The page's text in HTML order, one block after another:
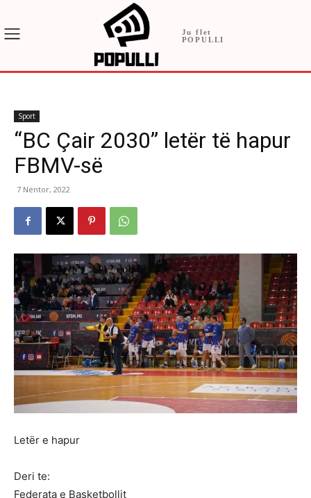
Ju flet
POPULLI
Sport
“BC Çair 2030” letër të hapur
FBMV-së
7 Nëntor, 2022
Letër e hapur
Deri te:
Federata e Basketbollit